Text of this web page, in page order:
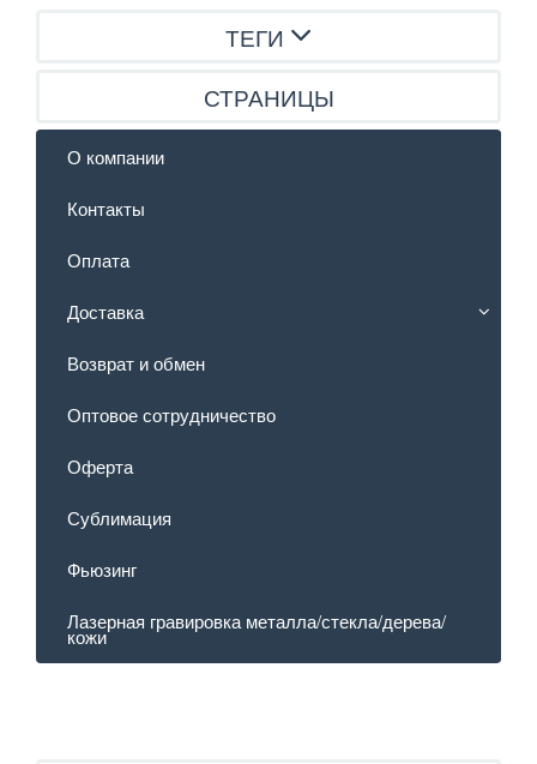
ТЕГИ
СТРАНИЦЫ
О компании
Контакты
Оплата
Доставка
Возврат и обмен
Оптовое сотрудничество
Оферта
Сублимация
Фьюзинг
Лазерная гравировка металла/стекла/дерева/
кожи